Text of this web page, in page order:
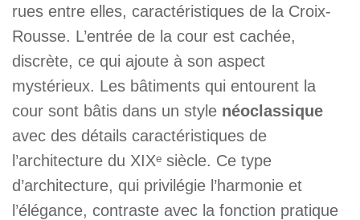
rues entre elles, caractéristiques de la Croix-
Rousse. L’entrée de la cour est cachée,
discrète, ce qui ajoute à son aspect
mystérieux. Les bâtiments qui entourent la
cour sont bâtis dans un style néoclassique
avec des détails caractéristiques de
l’architecture du XIXᵉ siècle. Ce type
d’architecture, qui privilégie l’harmonie et
l’élégance, contraste avec la fonction pratique